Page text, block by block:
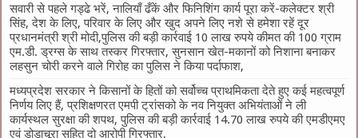
सवारी से पहले गड्ढे भरें, नालियाँ ढँकें और फिनिशिंग कार्य पूरा करें-कलेक्टर श्री
सिंह, देश के लिए, परिवार के लिए और खुद अपने लिए नशे से हमेशा रहें दूर
प्रधानमंत्री श्री मोदी,पुलिस की बड़ी कार्रवाई 10 लाख रुपये कीमत की 100 ग्राम
एम.डी. ड्रग्स के साथ तस्कर गिरफ्तार, सुनसान खेत-मकानों को निशाना बनाकर
लहसुन चोरी करने वाले गिरोह का पुलिस ने किया पर्दाफाश,
मध्यप्रदेश सरकार ने किसानों के हितों को सर्वोच्च प्राथमिकता देते हुए कई महत्वपूर्ण
निर्णय लिए हैं, प्रशिक्षणरत एमपी ट्रांसको के नव नियुक्त अभियंताओं ने ली
कार्यस्थल सुरक्षा की शपथ, पुलिस की बड़ी कार्रवाई 14.70 लाख रुपये की एमडीएमए
एवं डोडाचूरा सहित दो आरोपी गिरफ्तार,